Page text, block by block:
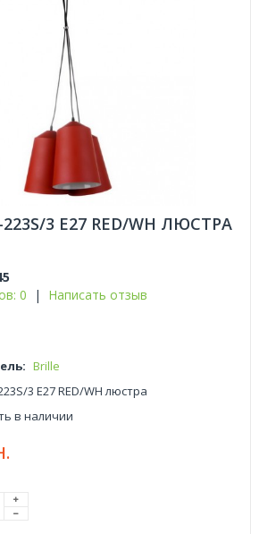
3 E27 RED/WH ЛЮСТРА
0 | Написать отзыв
Brille
3 E27 RED/WH люстра
в наличии